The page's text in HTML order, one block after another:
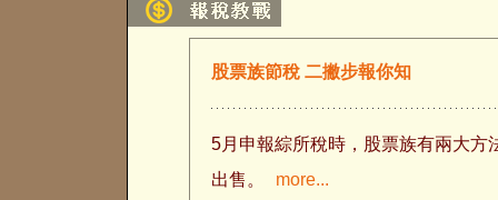
股票族節稅 二撇步報你知
5月申報綜所稅時，股票族有兩大方
出售。
more...